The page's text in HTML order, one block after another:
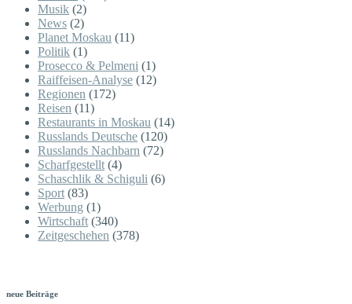
Musik (2)
News (2)
Planet Moskau (11)
Politik (1)
Prosecco & Pelmeni (1)
Raiffeisen-Analyse (12)
Regionen (172)
Reisen (11)
Restaurants in Moskau (14)
Russlands Deutsche (120)
Russlands Nachbarn (72)
Scharfgestellt (4)
Schaschlik & Schiguli (6)
Sport (83)
Werbung (1)
Wirtschaft (340)
Zeitgeschehen (378)
neue Beiträge